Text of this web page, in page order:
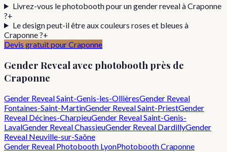
Livrez-vous le photobooth pour un gender reveal à Craponne
?+
Le design peut-il être aux couleurs roses et bleues à
Craponne ?+
Devis gratuit pourCraponne
Gender Reveal avec photobooth près de
Craponne
Gender RevealSaint-Genis-les-OllièresGender Reveal
Fontaines-Saint-MartinGender RevealSaint-PriestGender
Reveal Décines-CharpieuGender RevealSaint-Genis-
LavalGender RevealChassieuGender Reveal DardillyGender
Reveal Neuville-sur-Saône
Gender Reveal Photobooth LyonPhotoboothCraponne